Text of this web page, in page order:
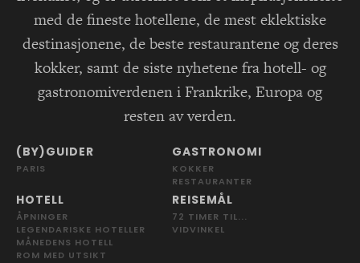
med de fineste hotellene, de mest eklektiske
destinasjonene, de beste restaurantene og deres
kokker, samt de siste nyhetene fra hotell- og
gastronomiverdenen i Frankrike, Europa og
resten av verden.
(BY)GUIDER
PARIS
GASTRONOMI
KOKKER
RESTAURANTER
HOTELL
ÅPNINGER
LEGENDARISKE HOTELLER
MÅNEDENS HOTELL
ROM MED UTSIKT
REISEMÅL
72 TIMER TIL...
VIDVINKEL